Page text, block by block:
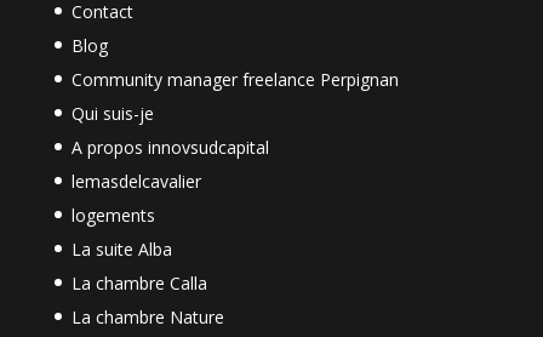
Contact
Blog
Community manager freelance Perpignan
Qui suis-je
A propos innovsudcapital
lemasdelcavalier
logements
La suite Alba
La chambre Calla
La chambre Nature